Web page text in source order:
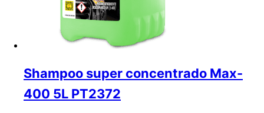
Shampoo super concentrado Max-
400 5L PT2372